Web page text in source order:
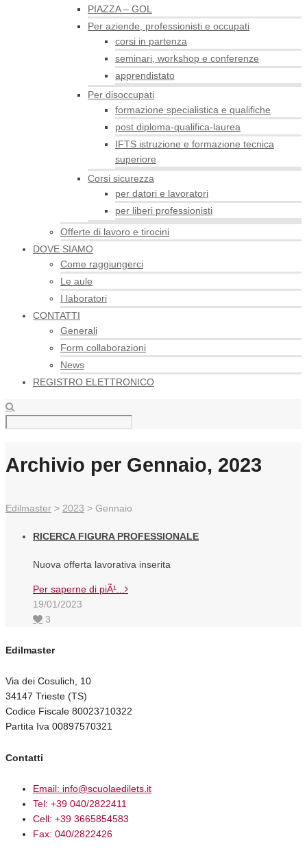
PIAZZA – GOL
Per aziende, professionisti e occupati
corsi in partenza
seminari, workshop e conferenze
apprendistato
Per disoccupati
formazione specialistica e qualifiche
post diploma-qualifica-laurea
IFTS istruzione e formazione tecnica
superiore
Corsi sicurezza
per datori e lavoratori
per liberi professionisti
Offerte di lavoro e tirocini
DOVE SIAMO
Come raggiungerci
Le aule
I laboratori
CONTATTI
Generali
Form collaborazioni
News
REGISTRO ELETTRONICO
Archivio per Gennaio, 2023
Edilmaster > 2023 > Gennaio
RICERCA FIGURA PROFESSIONALE
Nuova offerta lavorativa inserita
Per saperne di piÃ¹...
19/01/2023
3
Edilmaster
Via dei Cosulich, 10
34147 Trieste (TS)
Codice Fiscale 80023710322
Partita Iva 00897570321
Contatti
Email: info@scuolaedilets.it
Tel: +39 040/2822411
Cell: +39 3665854583
Fax: 040/2822426